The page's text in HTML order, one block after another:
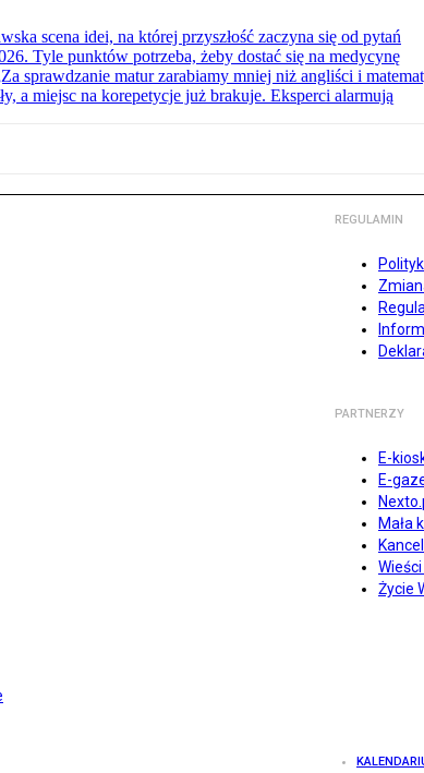
scena idei, na której przyszłość zaczyna się od pytań
Tyle punktów potrzeba, żeby dostać się na medycynę
sprawdzanie matur zarabiamy mniej niż angliści i
a miejsc na korepetycje już brakuje. Eksperci alarmują
REGULAMIN
PARTNERZY
E-
E-
Mała
Życie